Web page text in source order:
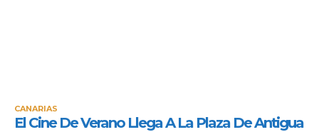
CANARIAS
El Cine De Verano Llega A La Plaza De Antigua